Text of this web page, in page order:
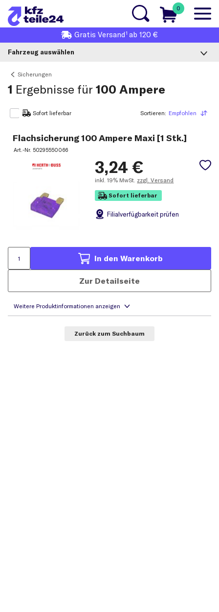
0
Gratis Versand1 ab 120 €
Fahrzeug auswählen
Sicherungen
1 Ergebnisse für 100 Ampere
Sofort lieferbar Empfohlen
Sortieren
Flachsicherung 100 Ampere Maxi [1 Stk.]
Art.-Nr. 50295550066
3,24 €
inkl. 19% MwSt. zzgl. Versand
Sofort lieferbar
Filialverfügbarkeit prüfen
In den Warenkorb
Zur Detailseite
Zurück zum Suchbaum